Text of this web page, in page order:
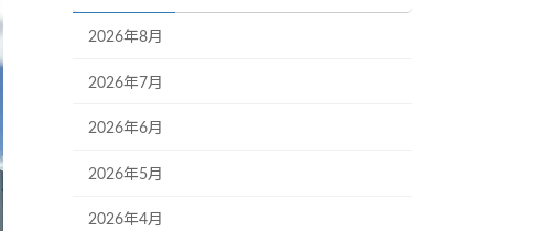
2026年8月
2026年7月
2026年6月
2026年5月
2026年4月